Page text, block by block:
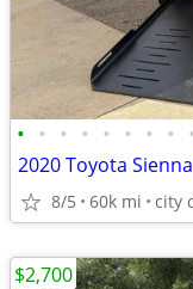
• • • • • • • • •
2020 Toyota
8/5 60k mi city
$2,700